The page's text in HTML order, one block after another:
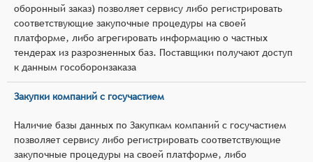
оборонный заказ) позволяет сервису либо регистрировать
соответствующие закупочные процедуры на своей
платформе, либо агрегировать информацию о частных
тендерах из разрозненных баз. Поставщики получают доступ
к данным гособоронзаказа
Закупки компаний с госучастием
Наличие базы данных по Закупкам компаний с госучастием
позволяет сервису либо регистрировать соответствующие
закупочные процедуры на своей платформе, либо